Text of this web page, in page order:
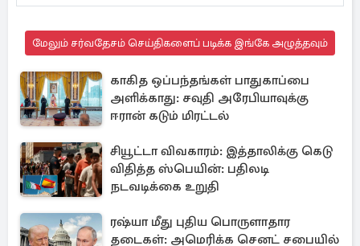
மேலும் சர்வதேசம் செய்திகளைப் படிக்க இங்கே அழுத்தவும்
காகித ஒப்பந்தங்கள் பாதுகாப்பை
அளிக்காது: சவுதி அரேபியாவுக்கு
ஈரான் கடும் மிரட்டல்
சியூட்டா விவகாரம்: இத்தாலிக்கு கெடு
விதித்த ஸ்பெயின்: பதிலடி
நடவடிக்கை உறுதி
ரஷ்யா மீது புதிய பொருளாதார
தடைகள்: அமெரிக்க செனட் சபையில்